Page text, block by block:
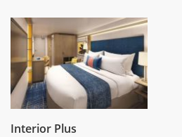
Interior Plus